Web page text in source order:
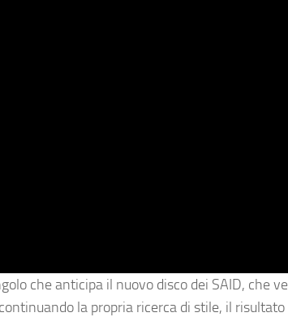
che anticipa il nuovo disco dei SAID, che
la propria ricerca di stile, il